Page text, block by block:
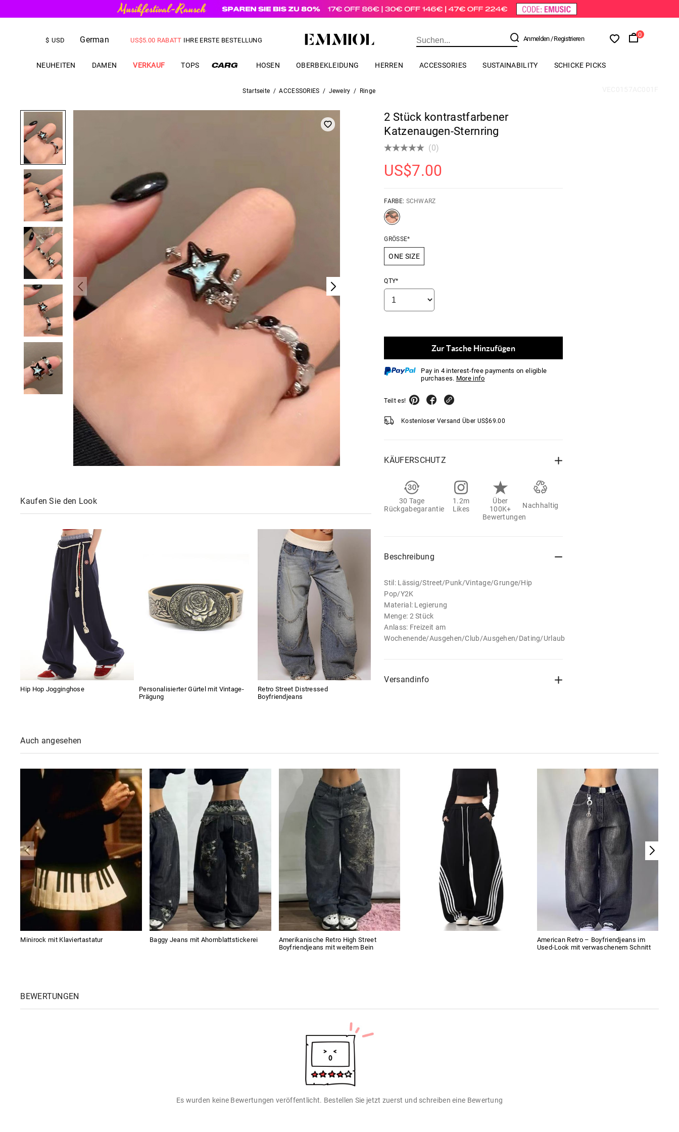
$ USD German
US$5.00 RABATT IHRE ERSTE BESTELLUNG Anmelden/ Registrieren
0
NEUHEITEN DAMEN VERKAUF TOPS HOSEN OBERBEKLEIDUNG HERREN ACCESSORIES SUSTAINABILITY SCHICKE PICKS
Startseite / ACCESSORIES / Jewelry / Ringe
Kaufen Sie den Look
Hip Hop Jogginghose
Personalisierter Gürtel mit Vintage-
Prägung
Retro Street Distressed
Boyfriendjeans
2 Stück kontrastfarbener
Katzenaugen-Sternring
(0)
US$7.00
FARBE: SCHWARZ
GRÖSSE*
ONE SIZE
QTY*
Zur Tasche Hinzufügen
Pay in 4 interest-free payments on eligible
purchases. More info
Teilt es!
Kostenloser Versand Über US$69.00
KÄUFERSCHUTZ
30 Tage
Rückgabegarantie
1.2m
Likes
Über
100K+
Bewertungen
Nachhaltig
Beschreibung
Stil: Lässig/Street/Punk/Vintage/Grunge/Hip
Pop/Y2K
Material: Legierung
Menge: 2 Stück
Anlass: Freizeit am
Wochenende/Ausgehen/Club/Ausgehen/Dating/Urlaub
Versandinfo
Auch angesehen
Minirock mit Klaviertastatur Baggy Jeans mit Ahornblattstickerei
Amerikanische Retro High Street
Boyfriendjeans mit weitem Bein
American Retro – Boyfriendjeans im
Used-Look mit verwaschenem Schnitt
BEWERTUNGEN
Es wurden keine Bewertungen veröffentlicht. Bestellen Sie jetzt zuerst und schreiben eine Bewertung